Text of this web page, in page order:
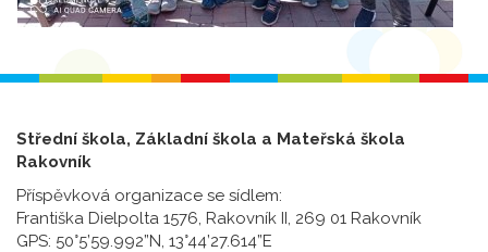
Střední škola, Základní škola a Mateřská škola
Rakovník
Příspěvková organizace se sídlem:
Františka Dielpolta 1576, Rakovník II, 269 01 Rakovník
GPS: 50°5’59.992”N, 13°44’27.614”E